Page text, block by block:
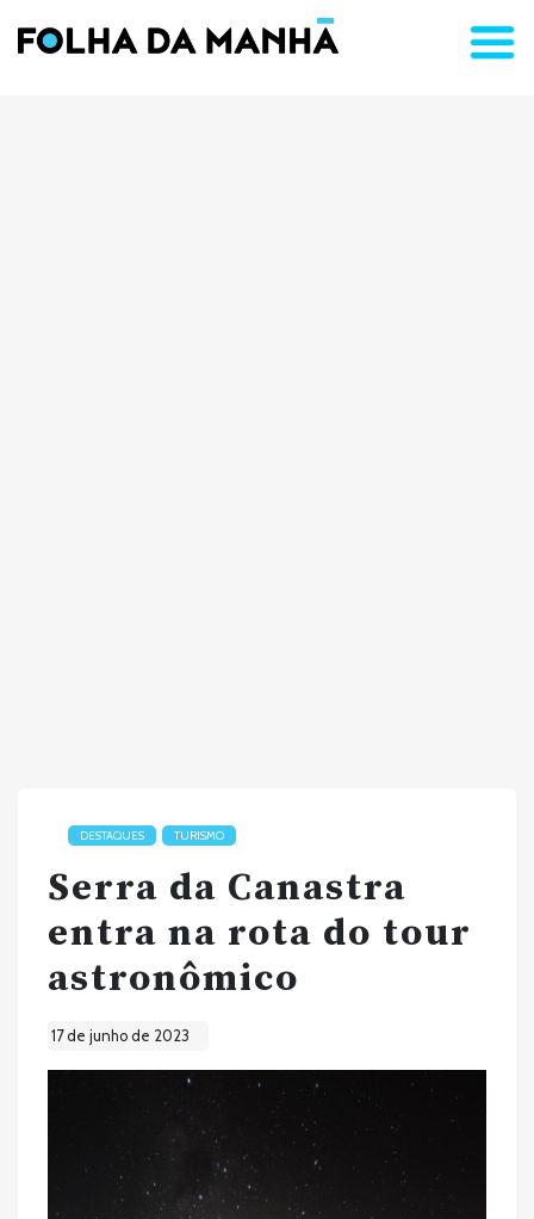
DESTAQUES TURISMO
Serra da Canastra
entra na rota do tour
astronômico
17 de junho de 2023